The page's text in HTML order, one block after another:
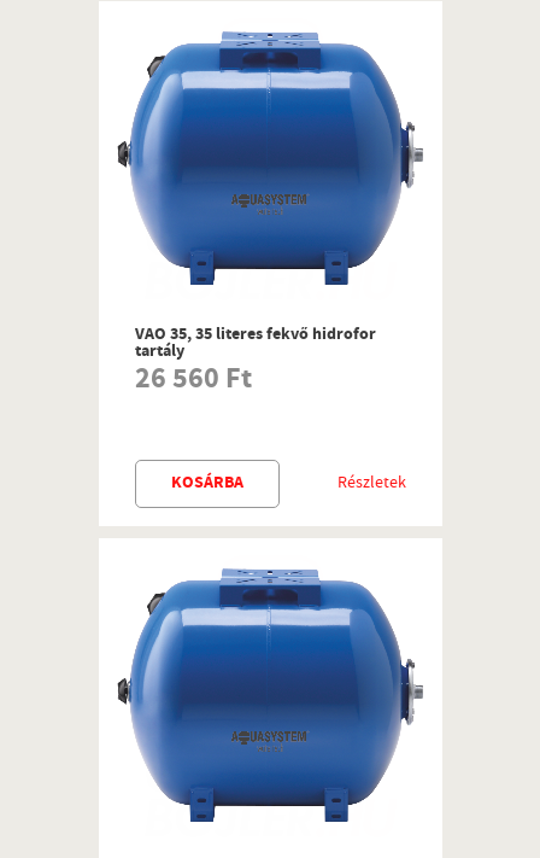
VAO 35, 35 literes fekvő hidrofor
tartály
26 560 Ft
Részletek
KOSÁRBA